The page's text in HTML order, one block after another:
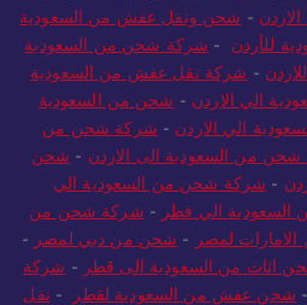
-شحن من أبوظبي للسعودية-
-شحن ونقل عفش من السعودية
للأردن -شركة شحن من السعودية
-
شركة نقل عفش من السعودية
الي الاردن- شحن من السعودية
الي الاردن -شركة شحن من
من السعودية الى الاردن-شحن
- شركة شحن من السعودية الي
الي قطر -شركة شحن من
لمصر - شحن من دبي لمصر-
اثاث من السعودية الى قطر
شركة